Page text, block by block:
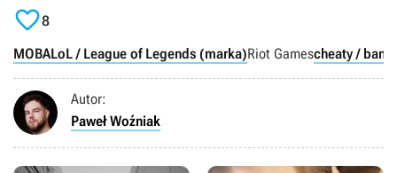
8
MOBALoL / League of Legends (marka)Riot Gamescheaty / bany
Autor:
Paweł Woźniak